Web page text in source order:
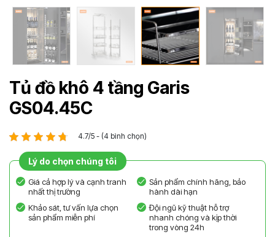
Tủ đồ khô 4 tầng Garis
GS04.45C
4.7/5 - (4 bình chọn)
Lý do chọn chúng tôi
Giá cả hợp lý và cạnh tranh
nhất thị trường
Sản phẩm chính hãng, bảo
hành dài hạn
Khảo sát, tư vấn lựa chọn
sản phẩm miễn phí
Đội ngũ kỹ thuật hỗ trợ
nhanh chóng và kịp thời
trong vòng 24h